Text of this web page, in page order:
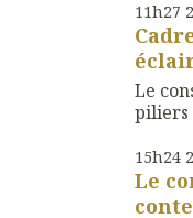
11h27
Le
piliers
15h24
Le